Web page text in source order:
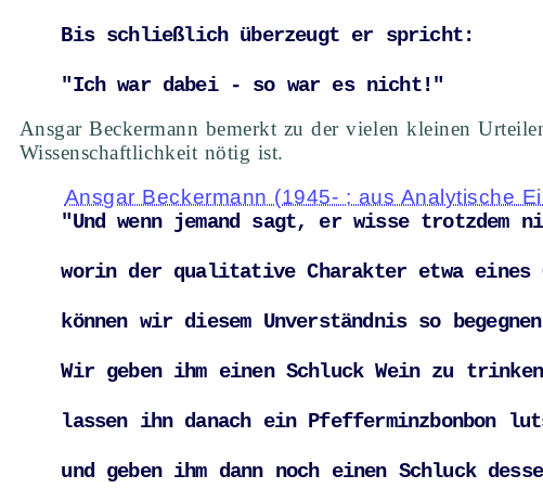
Bis schließlich überzeugt er spricht:
"Ich war dabei - so war es nicht!"
Ansgar Beckermann bemerkt zu der vielen kleinen
Wissenschaftlichkeit nötig ist.
Ansgar Beckermann (1945- ; aus Analytische
"Und wenn jemand sagt, er wisse trotzdem
worin der qualitative Charakter etwa eines
können wir diesem Unverständnis so
Wir geben ihm einen Schluck Wein zu
lassen ihn danach ein Pfefferminzbonbon
und geben ihm dann noch einen Schluck